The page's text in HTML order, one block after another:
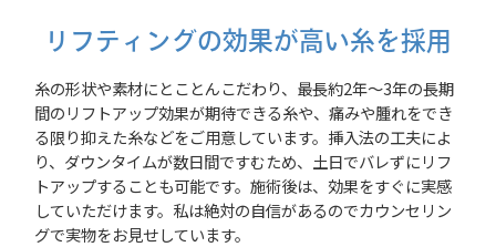
リフティングの効果が高い糸を採用
糸の形状や素材にとことんこだわり、最長約2年～3年の長期
間のリフトアップ効果が期待できる糸や、痛みや腫れをでき
る限り抑えた糸などをご用意しています。挿入法の工夫によ
り、ダウンタイムが数日間ですむため、土日でバレずにリフ
トアップすることも可能です。施術後は、効果をすぐに実感
していただけます。私は絶対の自信があるのでカウンセリン
グで実物をお見せしています。